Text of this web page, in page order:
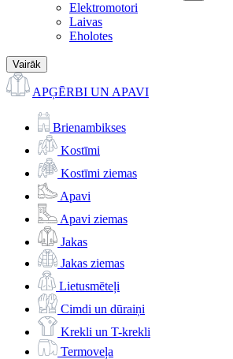
Elektromotori
Laivas
Eholotes
Vairāk
APĢĒRBI UN APAVI
Brienambikses
Kostīmi
Kostīmi ziemas
Apavi
Apavi ziemas
Jakas
Jakas ziemas
Lietusmēteļi
Cimdi un dūraiņi
Krekli un T-krekli
Termoveļa